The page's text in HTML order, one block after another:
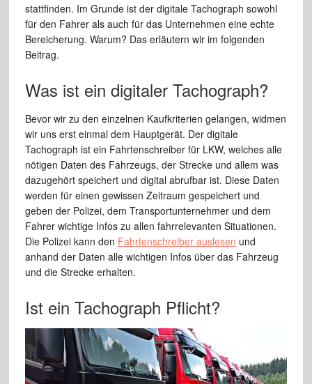
stattfinden. Im Grunde ist der digitale Tachograph sowohl
für den Fahrer als auch für das Unternehmen eine echte
Bereicherung. Warum? Das erläutern wir im folgenden
Beitrag.
Was ist ein digitaler Tachograph?
Bevor wir zu den einzelnen Kaufkriterien gelangen, widmen
wir uns erst einmal dem Hauptgerät. Der digitale
Tachograph ist ein Fahrtenschreiber für LKW, welches alle
nötigen Daten des Fahrzeugs, der Strecke und allem was
dazugehört speichert und digital abrufbar ist. Diese Daten
werden für einen gewissen Zeitraum gespeichert und
geben der Polizei, dem Transportunternehmer und dem
Fahrer wichtige Infos zu allen fahrrelevanten Situationen.
Die Polizei kann den Fahrtenschreiber auslesen und
anhand der Daten alle wichtigen Infos über das Fahrzeug
und die Strecke erhalten.
Ist ein Tachograph Pflicht?